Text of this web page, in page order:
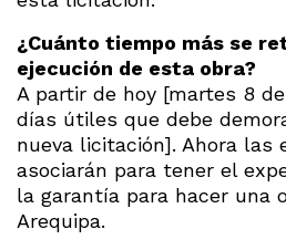
¿Cuánto tiempo más se
ejecución de esta obra?
A partir de hoy [martes 8
días útiles que debe
nueva licitación]. Ahora las
asociarán para tener el
la garantía para hacer una
Arequipa.